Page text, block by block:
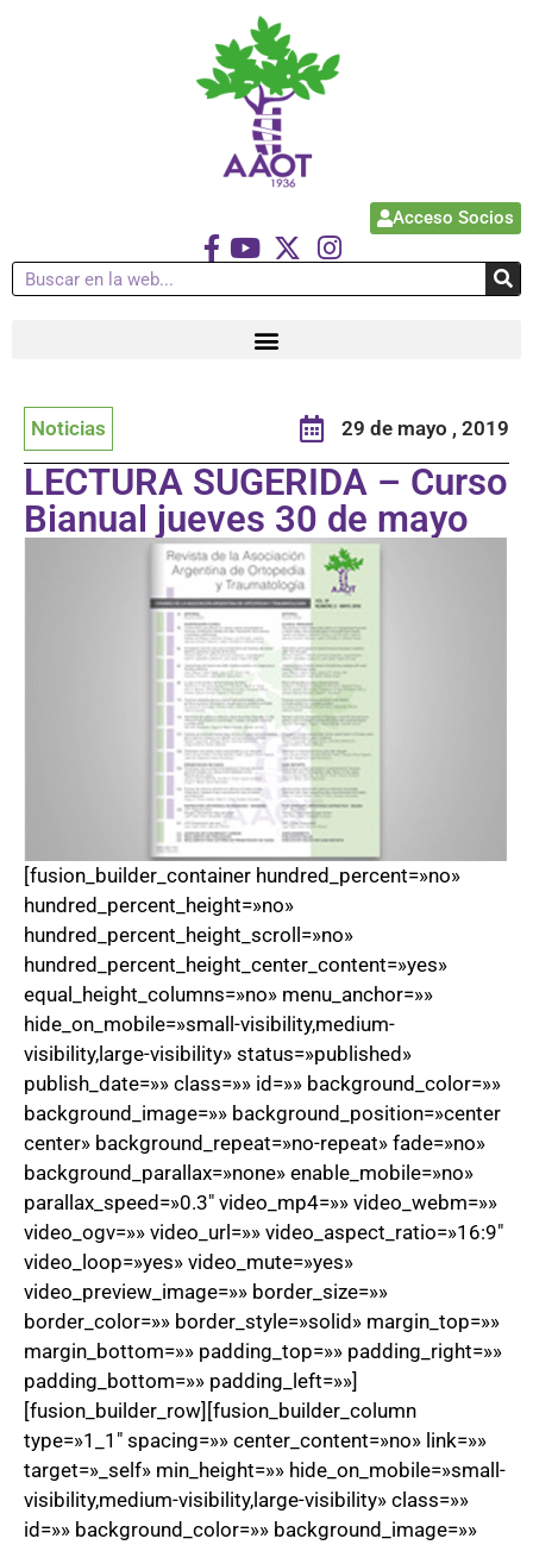
Acceso Socios
Noticias 29 de mayo , 2019
LECTURA SUGERIDA – Curso
Bianual jueves 30 de mayo
[fusion_builder_container hundred_percent=»no»
hundred_percent_height=»no»
hundred_percent_height_scroll=»no»
hundred_percent_height_center_content=»yes»
equal_height_columns=»no» menu_anchor=»»
hide_on_mobile=»small-visibility,medium-
visibility,large-visibility» status=»published»
publish_date=»» class=»» id=»» background_color=»»
background_image=»» background_position=»center
center» background_repeat=»no-repeat» fade=»no»
background_parallax=»none» enable_mobile=»no»
parallax_speed=»0.3″ video_mp4=»» video_webm=»»
video_ogv=»» video_url=»» video_aspect_ratio=»16:9″
video_loop=»yes» video_mute=»yes»
video_preview_image=»» border_size=»»
border_color=»» border_style=»solid» margin_top=»»
margin_bottom=»» padding_top=»» padding_right=»»
padding_bottom=»» padding_left=»»]
[fusion_builder_row][fusion_builder_column
type=»1_1″ spacing=»» center_content=»no» link=»»
target=»_self» min_height=»» hide_on_mobile=»small-
visibility,medium-visibility,large-visibility» class=»»
id=»» background_color=»» background_image=»»